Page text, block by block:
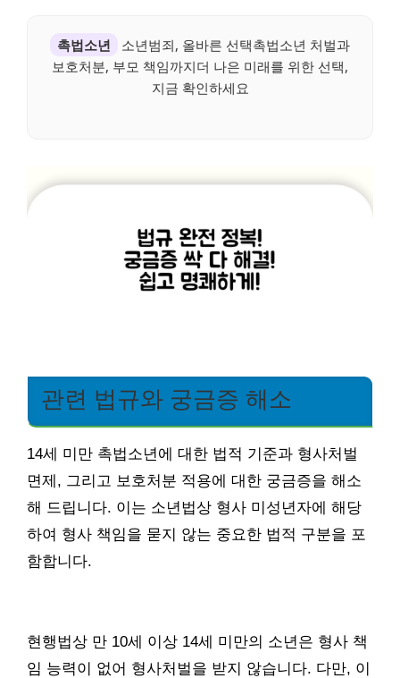
촉법소년
소년범죄, 올바른 선택촉법소년 처벌과
보호처분, 부모 책임까지더 나은 미래를 위한 선택,
지금 확인하세요
관련 법규와 궁금증 해소
14세 미만 촉법소년에 대한 법적 기준과 형사처벌
면제, 그리고 보호처분 적용에 대한 궁금증을 해소
해 드립니다. 이는 소년법상 형사 미성년자에 해당
하여 형사 책임을 묻지 않는 중요한 법적 구분을 포
함합니다.
현행법상 만 10세 이상 14세 미만의 소년은 형사 책
임 능력이 없어 형사처벌을 받지 않습니다. 다만, 이